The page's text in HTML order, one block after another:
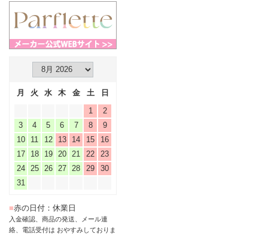
月 火 水 木 金 土
日
1
2
3
4 5 6 7 8
9
10
11 12 13 14 15
16
17
18 19 20 21 22
23
24
25 26 27 28 29
30
31
■赤の日付：休業日
入金確認、商品の発送、メール連
絡、電話受付は おやすみしておりま